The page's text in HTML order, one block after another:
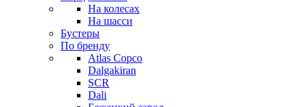
На колесах
На шасси
Бустеры
По бренду
Atlas Copco
Dalgakiran
SCR
Dali